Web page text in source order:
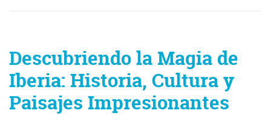
Descubriendo la Magia de
Iberia: Historia, Cultura y
Paisajes Impresionantes